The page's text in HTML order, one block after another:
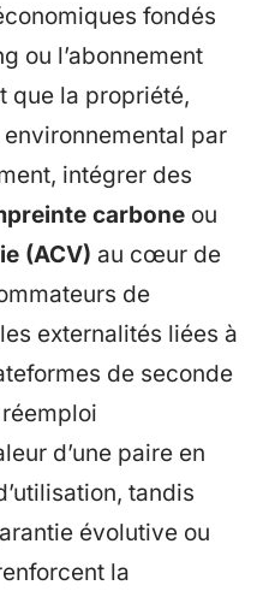
fondés
ou l’abonnement
que la propriété,
par
intégrer des
carbone ou
(ACV) au cœur de
de
externalités liées à
de seconde
d’une paire en
tandis
évolutive ou
la